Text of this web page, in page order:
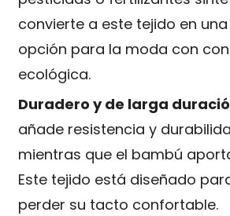
convierte a este tejido en
opción para la moda con
ecológica.
Duradero y de larga
añade resistencia y
mientras que el bambú
Este tejido está diseñado
perder su tacto confortable.